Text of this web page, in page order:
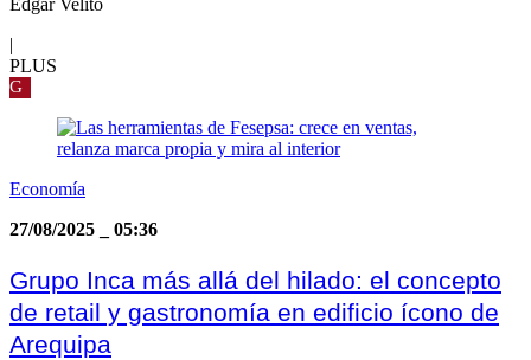
|
PLUS
G
Economía
27/08/2025
05:36
Grupo Inca más allá del hilado: el concepto
de retail y gastronomía en edificio ícono de
Arequipa